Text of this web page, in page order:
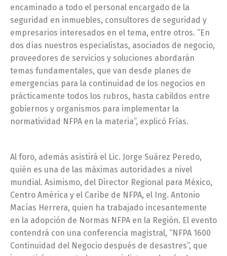
encaminado a todo el personal encargado de la
seguridad en inmuebles, consultores de seguridad y
empresarios interesados en el tema, entre otros. “En
dos días nuestros especialistas, asociados de negocio,
proveedores de servicios y soluciones abordarán
temas fundamentales, que van desde planes de
emergencias para la continuidad de los negocios en
prácticamente todos los rubros, hasta cabildos entre
gobiernos y organismos para implementar la
normatividad NFPA en la materia”, explicó Frías.
Al foro, además asistirá el Lic. Jorge Suárez Peredo,
quién es una de las máximas autoridades a nivel
mundial. Asimismo, del Director Regional para México,
Centro América y el Caribe de NFPA, el Ing. Antonio
Macías Herrera, quien ha trabajado incesantemente
en la adopción de Normas NFPA en la Región. El evento
contendrá con una conferencia magistral, “NFPA 1600
Continuidad del Negocio después de desastres”, que